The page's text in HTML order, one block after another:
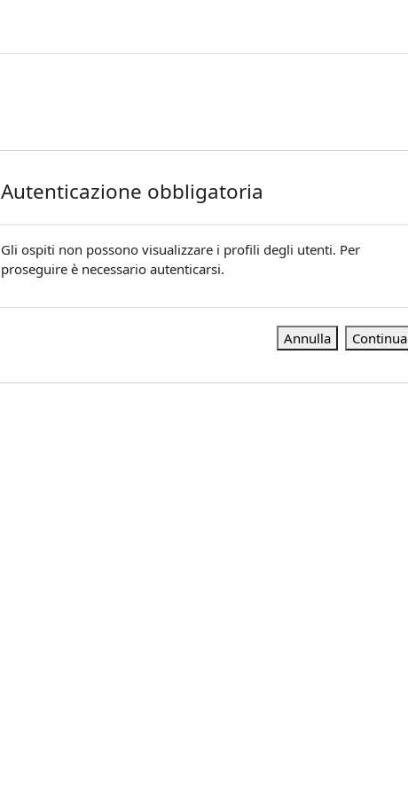
Autenticazione obbligatoria
Gli ospiti non possono visualizzare i profili degli utenti. Per
proseguire è necessario autenticarsi.
Annulla Continua